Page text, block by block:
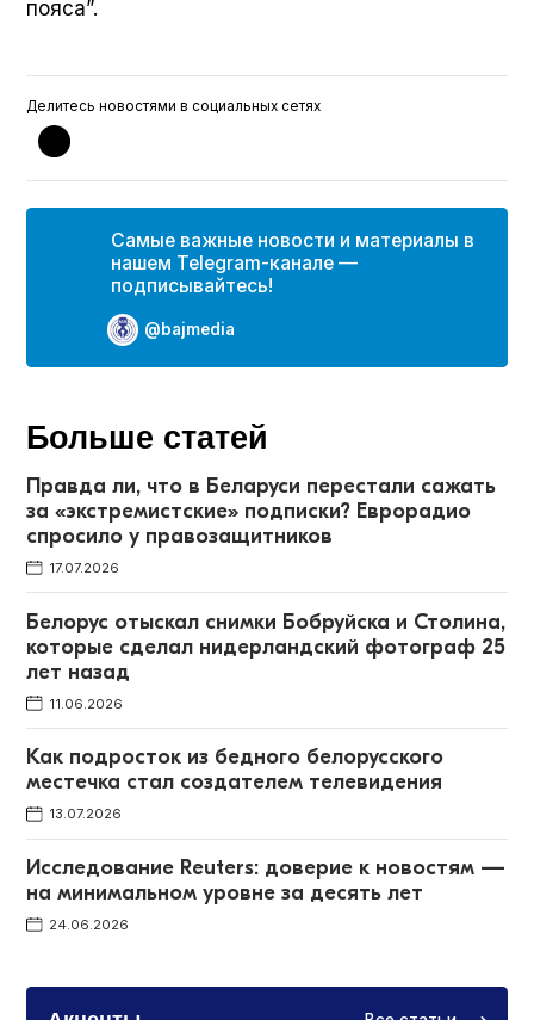
пояса”.
Делитесь новостями в социальных сетях
Самые важные новости и материалы в
нашем Telegram-канале —
подписывайтесь!
@bajmedia
Больше статей
Правда ли, что в Беларуси перестали сажать
за «экстремистские» подписки? Еврорадио
спросило у правозащитников
17.07.2026
Белорус отыскал снимки Бобруйска и Столина,
которые сделал нидерландский фотограф 25
лет назад
11.06.2026
Как подросток из бедного белорусского
местечка стал создателем телевидения
13.07.2026
Исследование Reuters: доверие к новостям —
на минимальном уровне за десять лет
24.06.2026